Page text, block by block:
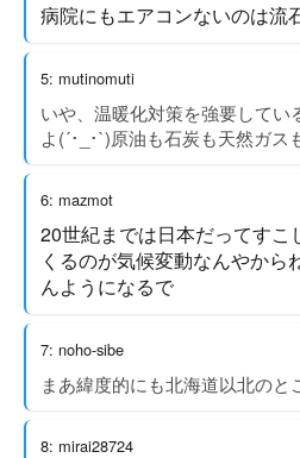
病院にもエアコンないのは流
5: mutinomuti
いや、温暖化対策を強要して
よ(´･_･`)原油も石炭も天然ガス
6: mazmot
20世紀までは日本だってす
くるのが気候変動なんやか
んようになるで
7: noho-sibe
まあ緯度的にも北海道以北の
8: mirai28724